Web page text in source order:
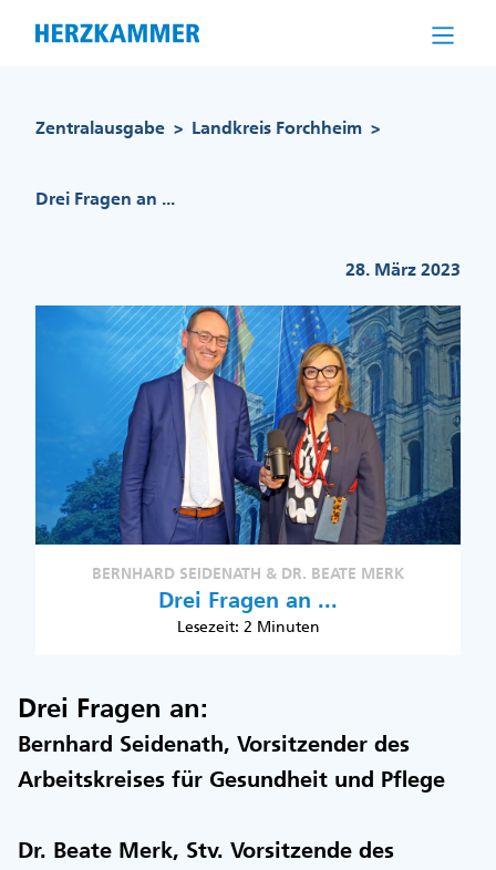
Zentralausgabe > Landkreis Forchheim >
Drei Fragen an ...
28. März 2023
BERNHARD SEIDENATH & DR. BEATE MERK
Drei Fragen an ...
Lesezeit: 2 Minuten
Drei Fragen an:
Bernhard Seidenath, Vorsitzender des
Arbeitskreises für Gesundheit und Pflege
Dr. Beate Merk, Stv. Vorsitzende des